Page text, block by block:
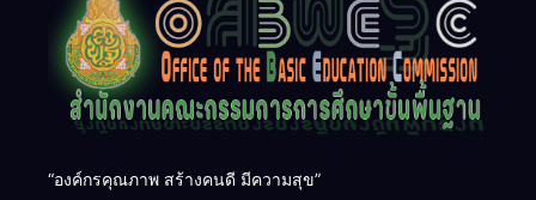
“องค์กรคุณภาพ สร้างคนดี มีความสุข”